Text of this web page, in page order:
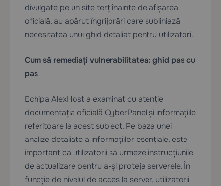
divulgate pe un site terț înainte de afișarea
oficială, au apărut îngrijorări care subliniază
necesitatea unui ghid detaliat pentru utilizatori.
Cum să remediați vulnerabilitatea: ghid pas cu
pas
Echipa AlexHost a examinat cu atenție
documentația oficială CyberPanel și informațiile
referitoare la acest subiect. Pe baza unei
analize detaliate a informațiilor esențiale, este
important ca utilizatorii să urmeze instrucțiunile
de actualizare pentru a-și proteja serverele. În
funcție de nivelul de acces la server, utilizatorii